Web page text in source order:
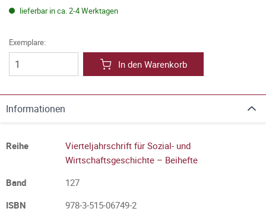
lieferbar in ca. 2-4 Werktagen
Exemplare:
In den Warenkorb
Informationen
Reihe
Vierteljahrschrift für Sozial- und
Wirtschaftsgeschichte – Beihefte
Band
127
ISBN
978-3-515-06749-2